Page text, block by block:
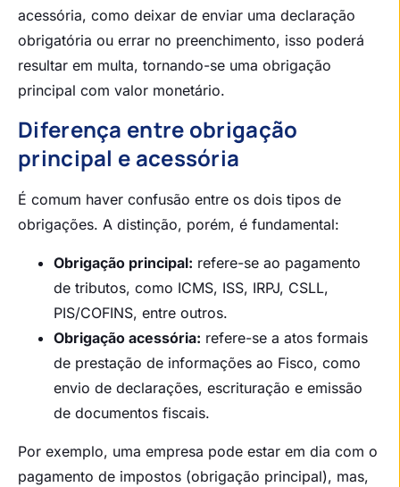
acessória, como deixar de enviar uma declaração
obrigatória ou errar no preenchimento, isso poderá
resultar em multa, tornando-se uma obrigação
principal com valor monetário.
Diferença entre obrigação
principal e acessória
É comum haver confusão entre os dois tipos de
obrigações. A distinção, porém, é fundamental:
Obrigação principal: refere-se ao pagamento
de tributos, como ICMS, ISS, IRPJ, CSLL,
PIS/COFINS, entre outros.
Obrigação acessória: refere-se a atos formais
de prestação de informações ao Fisco, como
envio de declarações, escrituração e emissão
de documentos fiscais.
Por exemplo, uma empresa pode estar em dia com o
pagamento de impostos (obrigação principal), mas,